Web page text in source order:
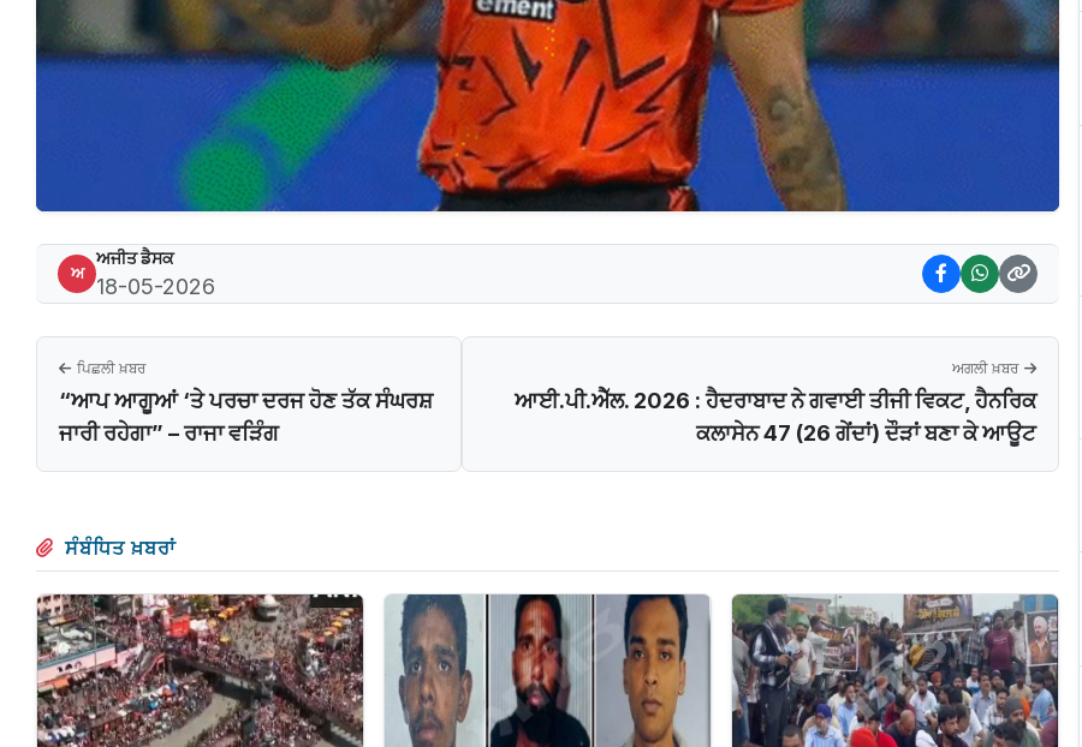
ਅ
ਅਜੀਤ ਡੈਸਕ
18-05-2026
ਪਿਛਲੀ ਖ਼ਬਰ
“ਆਪ ਆਗੂਆਂ ‘ਤੇ ਪਰਚਾ ਦਰਜ ਹੋਣ ਤੱਕ ਸੰਘਰਸ਼
ਜਾਰੀ ਰਹੇਗਾ” – ਰਾਜਾ ਵੜਿੰਗ
ਅਗਲੀ ਖ਼ਬਰ
ਆਈ.ਪੀ.ਐੱਲ. 2026 : ਹੈਦਰਾਬਾਦ ਨੇ ਗਵਾਈ ਤੀਜੀ ਵਿਕਟ, ਹੈਨਰਿਕ
ਕਲਾਸੇਨ 47 (26 ਗੇਂਦਾਂ) ਦੌੜਾਂ ਬਣਾ ਕੇ ਆਊਟ
ਸੰਬੰਧਿਤ ਖ਼ਬਰਾਂ